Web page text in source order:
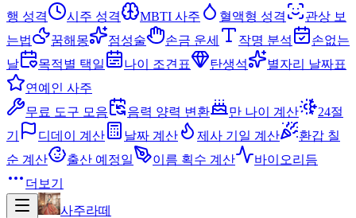
행 성격
시주 성격 MBTI 사주 혈액형 성격
관상 보
는법
꿈해몽 점성술 손금 운세 작명 분석
손없는
날
목적별 택일 나이 조견표 탄생석
별자리 날짜표
연예인 사주
무료 도구 모음
음력 양력 변환 만 나이 계산
24절
기
디데이 계산 날짜 계산 제사 기일 계산
환갑 칠
순 계산
출산 예정일 이름 획수 계산
바이오리듬
더보기
사주라떼